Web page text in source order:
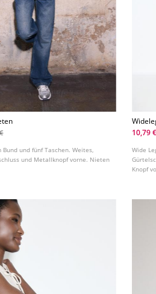
Bund und fünf Taschen. Weites,
und Metallknopf vorne. Nieten
10,79 €
Wide
Knopf